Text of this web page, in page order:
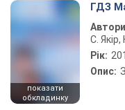
показати
обкладинку
ГДЗ
С.
Рік:
Опис: